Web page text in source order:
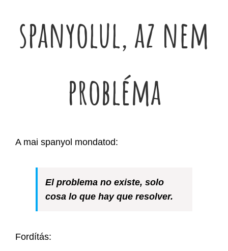
spanyolul, az nem
probléma
A mai spanyol mondatod:
El problema no existe, solo
cosa lo que hay que resolver.
Fordítás: